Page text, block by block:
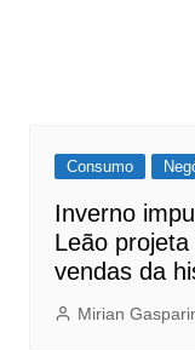
Consumo
Inverno
Leão
vendas da
Mirian